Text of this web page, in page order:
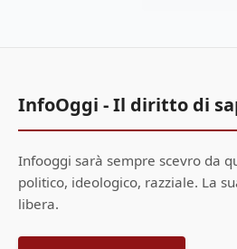
InfoOggi - Il diritto di
Infooggi sarà sempre scevro da
politico, ideologico, razziale. La
libera.